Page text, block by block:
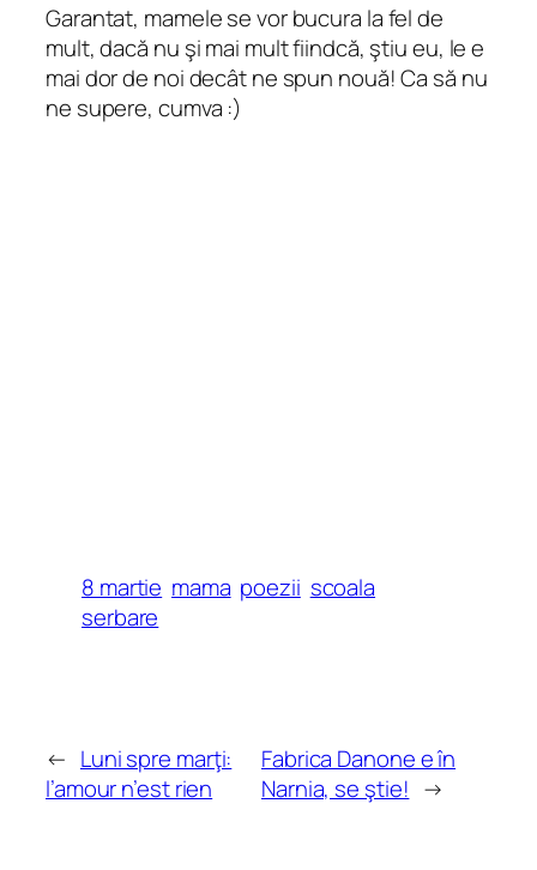
Garantat, mamele se vor bucura la fel de
mult, dacă nu şi mai mult fiindcă, ştiu eu, le e
mai dor de noi decât ne spun nouă! Ca să nu
ne supere, cumva :)
8 martie mama poezii scoala
serbare
← Luni spre marţi:
l’amour n’est rien
Fabrica Danone e în
Narnia, se ştie! →